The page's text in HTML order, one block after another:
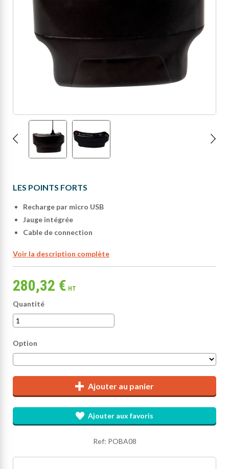
LES POINTS FORTS
Recharge par micro USB
Jauge intégrée
Cable de connection
Voir la description complète
280,32 € HT
Quantité
Option
Ajouter au panier
Ajouter aux favoris
Ref: POBA08